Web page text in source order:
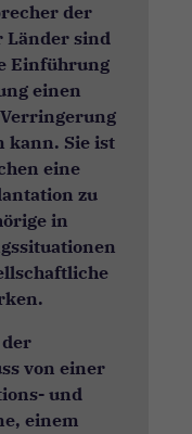
der
Länder sind
Einführung
einen
kann. Sie ist
eine
zu
in
von einer
und
einem